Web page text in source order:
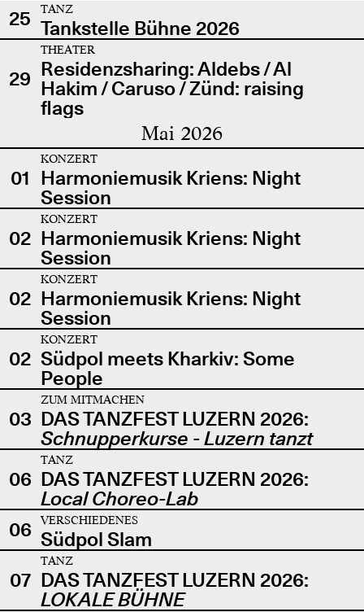
25
TANZ
Tankstelle Bühne 2026
29
THEATER
Residenzsharing: Aldebs / Al
Hakim / Caruso / Zünd: raising
flags
Mai 2026
01
KONZERT
Harmoniemusik Kriens: Night
Session
02
KONZERT
Harmoniemusik Kriens: Night
Session
02
KONZERT
Harmoniemusik Kriens: Night
Session
02
KONZERT
Südpol meets Kharkiv: Some
People
03
ZUM MITMACHEN
DAS TANZFEST LUZERN 2026:
Schnupperkurse - Luzern tanzt
06
TANZ
DAS TANZFEST LUZERN 2026:
Local Choreo-Lab
06
VERSCHIEDENES
Südpol Slam
07
TANZ
DAS TANZFEST LUZERN 2026:
LOKALE BÜHNE